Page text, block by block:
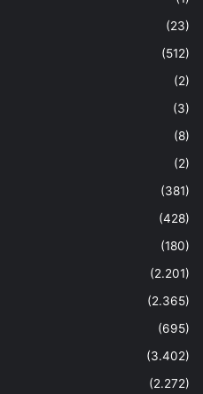
(23)
(512)
(2)
(3)
(8)
(2)
(381)
(428)
(180)
(2.201)
(2.365)
(695)
(3.402)
(2.272)